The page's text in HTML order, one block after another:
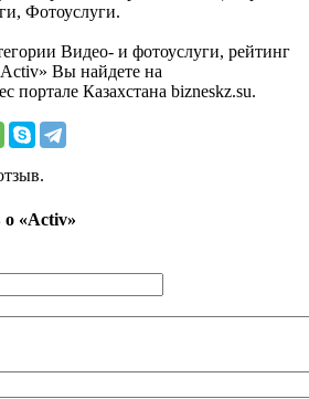
Фотоуслуги.
Видео- и фотоуслуги, рейтинг
Вы найдете на
портале Казахстана bizneskz.su.
«Activ»